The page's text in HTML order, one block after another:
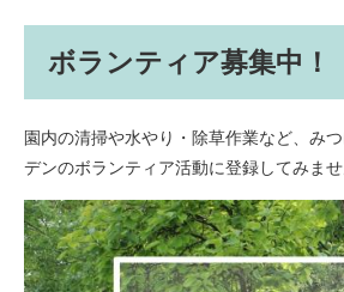
ボランティア募集中！
園内の清掃や水やり・除草作業など、み
デンのボランティア活動に登録してみませ